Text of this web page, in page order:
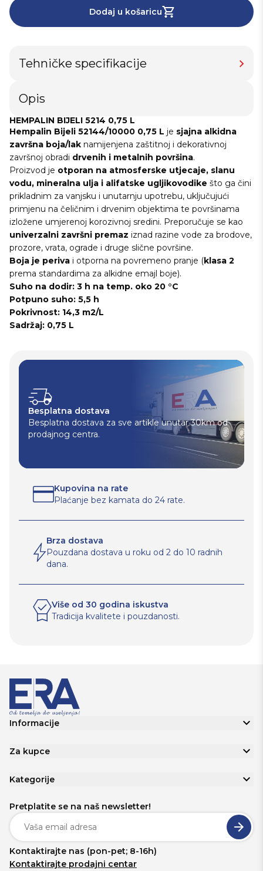
Dodaj u košaricu
Tehničke specifikacije
Opis
HEMPALIN BIJELI 5214 0,75 L
Hempalin Bijeli 52144/10000 0,75 L je sjajna alkidna
završna boja/lak namijenjena zaštitnoj i dekorativnoj
završnoj obradi drvenih i metalnih površina.
Proizvod je otporan na atmosferske utjecaje, slanu
vodu, mineralna ulja i alifatske ugljikovodike što ga čini
prikladnim za vanjsku i unutarnju upotrebu, uključujući
primjenu na čeličnim i drvenim objektima te površinama
izložene umjerenoj korozivnoj sredini. Preporučuje se kao
univerzalni završni premaz iznad razine vode za brodove,
prozore, vrata, ograde i druge slične površine.
Boja je periva i otporna na povremeno pranje (klasa 2
prema standardima za alkidne emajl boje).
Suho na dodir: 3 h na temp. oko 20 °C
Potpuno suho: 5,5 h
Pokrivnost: 14,3 m2/L
Sadržaj: 0,75 L
Besplatna dostava
Besplatna dostava za sve artikle unutar 30km od
prodajnog centra.
Kupovina na rate
Plaćanje bez kamata do 24 rate.
Brza dostava
Pouzdana dostava u roku od 2 do 10 radnih
dana.
Više od 30 godina iskustva
Tradicija kvalitete i pouzdanosti.
Informacije
Za kupce
Kategorije
Pretplatite se na naš newsletter!
Kontaktirajte nas (pon-pet; 8-16h)
Kontaktirajte prodajni centar